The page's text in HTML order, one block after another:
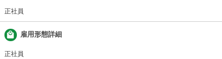
正社員
local_mall 雇用形態詳細
正社員